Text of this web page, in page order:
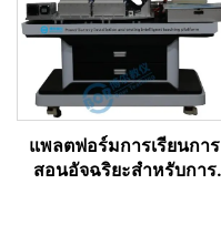
แพลตฟอร์มการเรียนการ
สอนอัจฉริยะสำหรับการ